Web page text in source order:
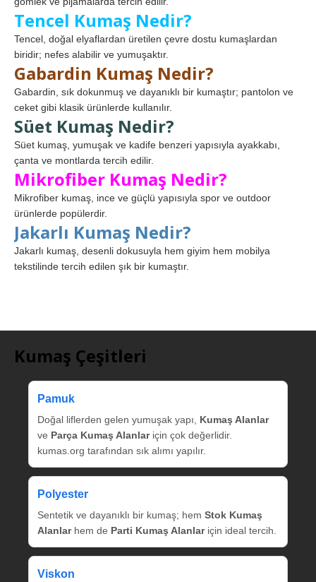
Tencel Kumaş Nedir?
Tencel, doğal elyaflardan üretilen çevre dostu kumaşlardan
biridir; nefes alabilir ve yumuşaktır.
Gabardin Kumaş Nedir?
Gabardin, sık dokunmuş ve dayanıklı bir kumaştır; pantolon ve
ceket gibi klasik ürünlerde kullanılır.
Süet Kumaş Nedir?
Süet kumaş, yumuşak ve kadife benzeri yapısıyla ayakkabı,
çanta ve montlarda tercih edilir.
Mikrofiber Kumaş Nedir?
Mikrofiber kumaş, ince ve güçlü yapısıyla spor ve outdoor
ürünlerde popülerdir.
Jakarlı Kumaş Nedir?
Jakarlı kumaş, desenli dokusuyla hem giyim hem mobilya
tekstilinde tercih edilen şık bir kumaştır.
Kumaş Çeşitleri
Pamuk
Doğal liflerden gelen yumuşak yapı, Kumaş Alanlar
ve Parça Kumaş Alanlariçin çok değerlidir.
kumas.org tarafından sık alımı yapılır.
Polyester
Sentetik ve dayanıklı bir kumaş; hem Stok Kumaş
Alanlarhem de Parti Kumaş Alanlariçin ideal tercih.
Viskon